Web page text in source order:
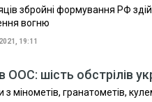
збройні формування РФ
вогню
19:11
ООС: шість обстрілів
з мінометів, гранатометів,